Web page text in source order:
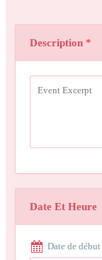
Description *
Date Et Heure
Date de début